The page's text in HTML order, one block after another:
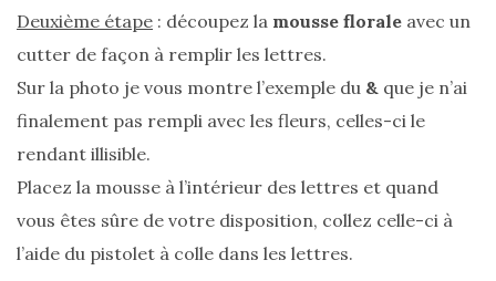
été
2026
:
ma
sélection
et
au
Deuxième étape : découpez la mousse florale avec un
cutter de façon à remplir les lettres.
Sur la photo je vous montre l’exemple du & que je n’ai
finalement pas rempli avec les fleurs, celles-ci le
rendant illisible.
Placez la mousse à l’intérieur des lettres et quand
vous êtes sûre de votre disposition, collez celle-ci à
l’aide du pistolet à colle dans les lettres.